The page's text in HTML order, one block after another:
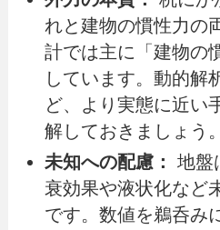
れと建物の慣性力の
計では主に「建物の
しています。動的解
ど、より実態に近い
解しておきましょう。
未知への配慮：
地盤
衰効果や液状化など
です。数値を鵜呑み